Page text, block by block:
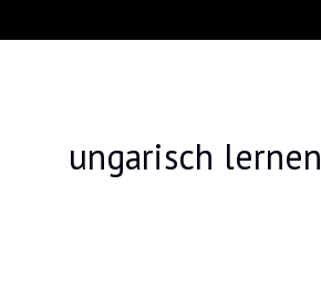
ungarisch lernen